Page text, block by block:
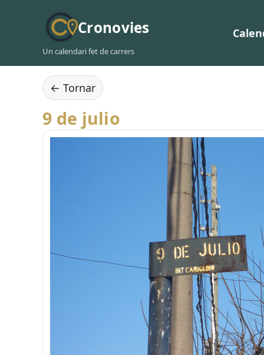
Cronovies
Un calendari fet de carrers
← Tornar
9 de julio